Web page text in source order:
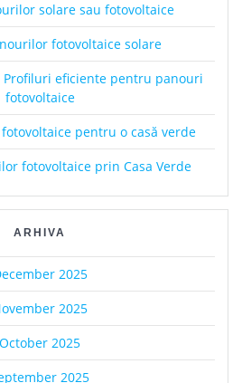
solare sau fotovoltaice
fotovoltaice solare
Profiluri eficiente pentru panouri
fotovoltaice
pentru o casă verde
fotovoltaice prin Casa Verde
ARHIVA
2025
2025
October 2025
2025